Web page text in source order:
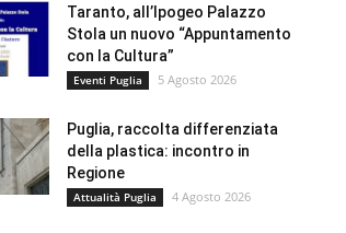
Taranto, all’Ipogeo Palazzo
Stola un nuovo “Appuntamento
con la Cultura”
Eventi Puglia 5 Agosto 2026
Puglia, raccolta differenziata
della plastica: incontro in
Regione
Attualità Puglia 4 Agosto 2026